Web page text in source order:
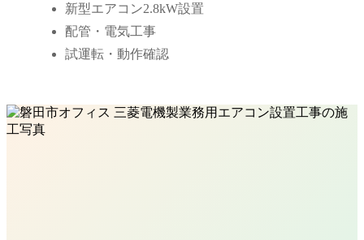
新型エアコン2.8kW設置
配管・電気工事
試運転・動作確認